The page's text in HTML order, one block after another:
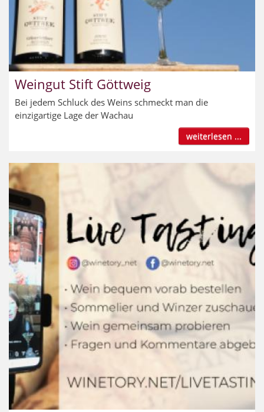
Weingut Stift Göttweig
Bei jedem Schluck des Weins schmeckt man die
einzigartige Lage der Wachau
weiterlesen ...